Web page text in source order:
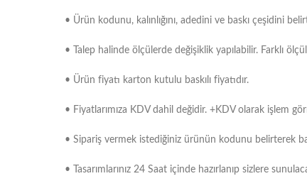
• Ürün kodunu, kalınlığını, adedini ve baskı çeşidini
• Talep halinde ölçülerde değişiklik yapılabilir. Farklı
• Ürün fiyatı karton kutulu baskılı fiyatıdır.
• Fiyatlarımıza KDV dahil değidir. +KDV olarak işlem
• Sipariş vermek istediğiniz ürünün kodunu belirterek
• Tasarımlarınız 24 Saat içinde hazırlanıp sizlere